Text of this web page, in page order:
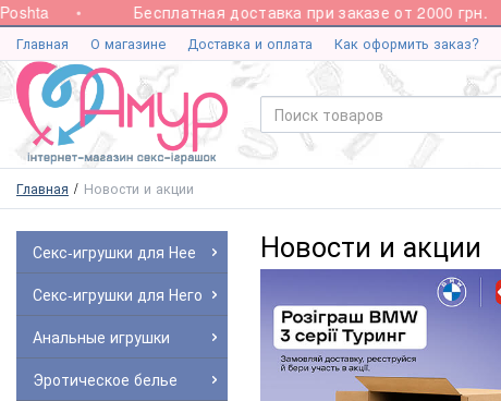
Бесплатная доставка при заказе от 2000 грн.
Главная О магазине Доставка и оплата Как оформить заказ?
Главная Новости и акции
Секс-игрушки для Нее
Секс-игрушки для Него
Анальные игрушки
Эротическое белье
Новости и акции